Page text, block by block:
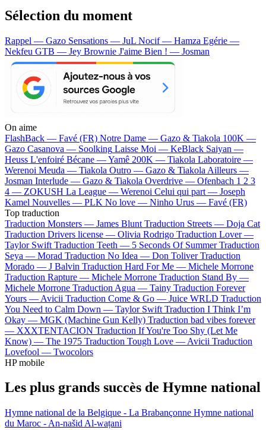
Sélection du moment
Rappel — Gazo Sensations — JuL Nocif — Hamza Egérie —
Nekfeu GTB — Jey Brownie J'aime Bien ! — Josman
On aime
FlashBack — Favé (FR) Notre Dame — Gazo & Tiakola 100K —
Gazo Casanova — Soolking Laisse Moi — KeBlack Saiyan —
Heuss L'enfoiré Bécane —Yamê 200K — Tiakola Laboratoire —
Werenoi Meuda — Tiakola Outro — Gazo & Tiakola Ailleurs —
Josman Interlude — Gazo & Tiakola Overdrive — Ofenbach 1 2 3
4 — ZOKUSH La League — Werenoi Celui qui part — Joseph
Kamel Nouvelles — PLK No love — Ninho Urus — Favé (FR)
Top traduction
Traduction Monsters — James Blunt Traduction Streets — Doja Cat
Traduction Drivers license — Olivia Rodrigo Traduction Lover —
Taylor Swift Traduction Teeth — 5 Seconds Of Summer Traduction
Seya — Morad Traduction No Idea — Don Toliver Traduction
Morado — J Balvin Traduction Hard For Me — Michele Morrone
Traduction Rapture — Michele Morrone Traduction Stand By —
Michele Morrone Traduction Agua — Tainy Traduction Forever
Yours — Avicii Traduction Come & Go — Juice WRLD Traduction
You Need to Calm Down — Taylor Swift Traduction I Think I’m
Okay — MGK (Machine Gun Kelly) Traduction bad vibes forever
— XXXTENTACION Traduction If You're Too Shy (Let Me
Know) — The 1975 Traduction Tough Love — Avicii Traduction
Lovefool — Twocolors
HP mobile
Les plus grands succès de Hymne national
Hymne national de la Belgique - La Brabançonne Hymne national
du Maroc - An-našid Al-waṭani